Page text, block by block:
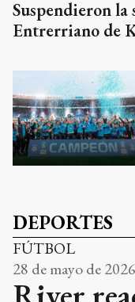
Suspendieron la
Entrerriano de
DEPORTES
FÚTBOL
28 de mayo de